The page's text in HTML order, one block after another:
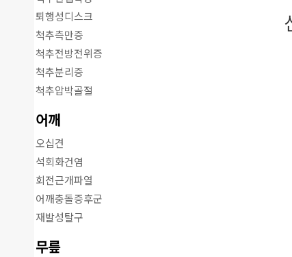
퇴행성디스크
척추측만증
척추전방전위증
척추분리증
척추압박골절
어깨
오십견
석회화건염
회전근개파열
어깨충돌증후군
재발성탈구
무릎